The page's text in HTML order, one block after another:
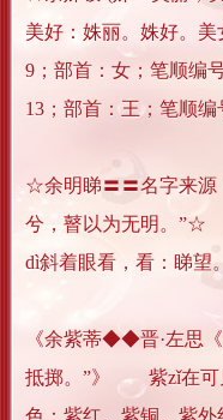
美好：姝丽。姝好。美
9；部首：女；笔顺编
13；部首：王；笔顺编
☆余明睇〓〓名字来源
兮，瞽以为无明。”☆
dì斜着眼看，看：睇望
《余紫蒂◆◆晋·左思
抵掷。”》 紫zǐ在可